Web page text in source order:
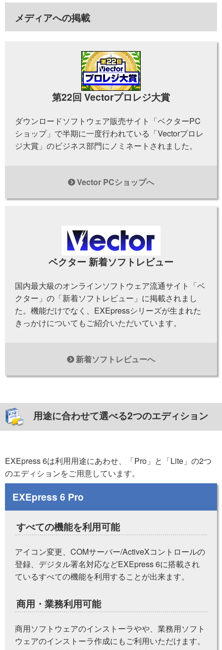
メディアへの掲載
第22回 Vectorプロレジ大賞
ダウンロードソフトウェア販売サイト「ベクターPC
ショップ」で半期に一度行われている「Vectorプロレ
ジ大賞」のビジネス部門にノミネートされました。
Vector PCショップへ
ベクター 新着ソフトレビュー
国内最大級のオンラインソフトウェア流通サイト「ベ
クター」の「新着ソフトレビュー」に掲載されまし
た。機能だけでなく、EXEpressシリーズが生まれた
きっかけについてもご紹介いただいています。
新着ソフトレビューへ
用途に合わせて選べる2つのエディション
EXEpress 6は利用用途にあわせ、「Pro」と「Lite」の2つ
のエディションをご用意しています。
EXEpress 6 Pro
すべての機能を利用可能
アイコン変更、COMサーバー/ActiveXコントロールの
登録、デジタル署名対応などEXEpress 6に搭載され
ているすべての機能を利用することが出来ます。
商用・業務利用可能
商用ソフトウェアのインストーラやや、業務用ソフト
ウェアのインストーラ作成にもご利用いただけます。